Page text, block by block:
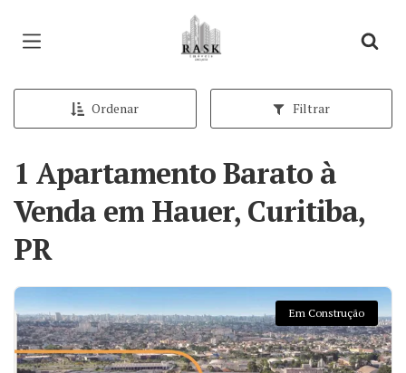
Página inicial
Ordenar Filtrar
1 Apartamento Barato à
Venda em Hauer, Curitiba,
PR
Em Construção